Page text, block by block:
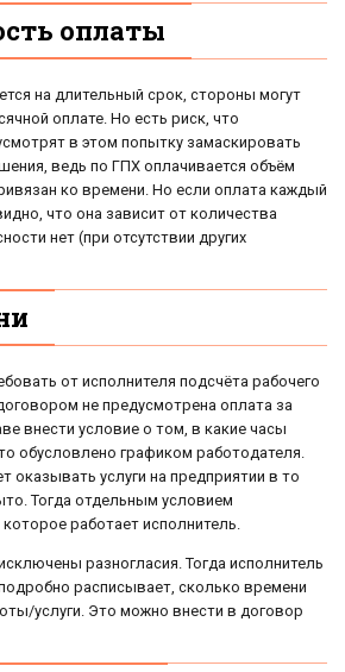
оплаты
на длительный срок, стороны могут
оплате. Но есть риск, что
в этом попытку замаскировать
ведь по ГПХ оплачивается объём
ко времени. Но если оплата каждый
что она зависит от количества
нет (при отсутствии других
от исполнителя подсчёта рабочего
не предусмотрена оплата за
внести условие о том, в какие часы
обусловлено графиком работодателя.
оказывать услуги на предприятии в то
Тогда отдельным условием
работает исполнитель.
разногласия. Тогда исполнитель
расписывает, сколько времени
услуги. Это можно внести в договор